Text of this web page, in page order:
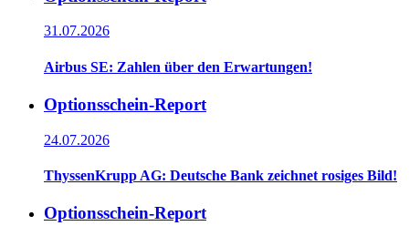
31.07.2026
Airbus SE: Zahlen über den Erwartungen!
Optionsschein-Report
24.07.2026
ThyssenKrupp AG: Deutsche Bank zeichnet rosiges Bild!
Optionsschein-Report